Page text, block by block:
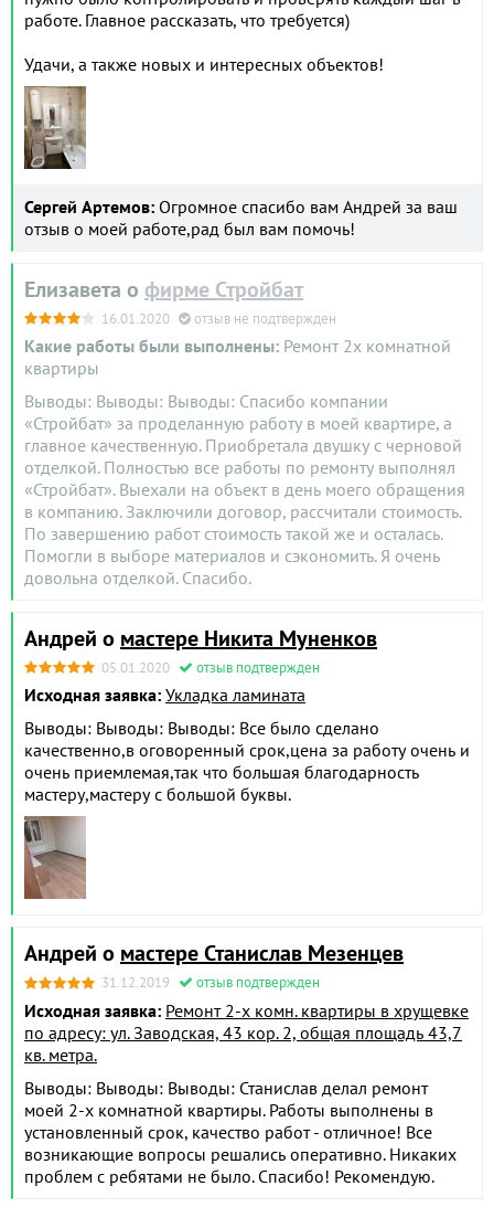
работе. Главное рассказать, что требуется)
Удачи, а также новых и интересных объектов!
Сергей Артемов: Огромное спасибо вам Андрей за ваш
отзыв о моей работе,рад был вам помочь!
Елизавета о фирме Стройбат
16.01.2020 отзыв не подтвержден
Какие работы были выполнены: Ремонт 2х комнатной
квартиры
Выводы: Выводы: Выводы: Спасибо компании
«Стройбат» за проделанную работу в моей квартире, а
главное качественную. Приобретала двушку с черновой
отделкой. Полностью все работы по ремонту выполнял
«Стройбат». Выехали на объект в день моего обращения
в компанию. Заключили договор, рассчитали стоимость.
По завершению работ стоимость такой же и осталась.
Помогли в выборе материалов и сэкономить. Я очень
довольна отделкой. Спасибо.
Андрей о мастере Никита Муненков
05.01.2020 отзыв подтвержден
Исходная заявка: Укладка ламината
Выводы: Выводы: Выводы: Все было сделано
качественно,в оговоренный срок,цена за работу очень и
очень приемлемая,так что большая благодарность
мастеру,мастеру с большой буквы.
Андрей о мастере Станислав Мезенцев
31.12.2019 отзыв подтвержден
Исходная заявка: Ремонт 2-х комн. квартиры в хрущевке
по адресу: ул. Заводская, 43 кор. 2, общая площадь 43,7
кв. метра.
Выводы: Выводы: Выводы: Станислав делал ремонт
моей 2-х комнатной квартиры. Работы выполнены в
установленный срок, качество работ - отличное! Все
возникающие вопросы решались оперативно. Никаких
проблем с ребятами не было. Спасибо! Рекомендую.